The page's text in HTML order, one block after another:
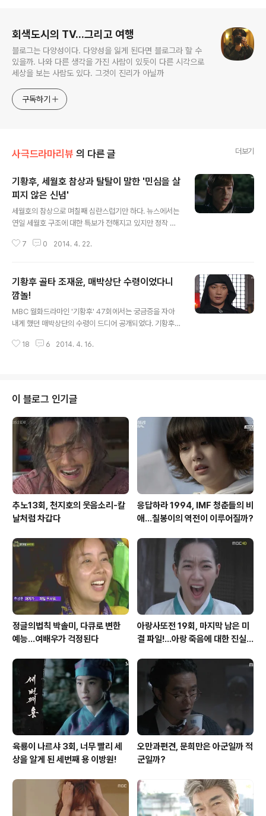
회색도시의 TV...그리고 여행
블로그는 다양성이다. 다양성을 잃게 된다면 블로그라 할 수
있을까. 나와 다른 생각을 가진 사람이 있듯이 다른 시각으로
세상을 보는 사람도 있다. 그것이 진리가 아닐까
구독하기
사극드라마리뷰 의 다른 글 더보기
기황후, 세월호 참상과 탈탈이 말한 '민심을 살
피지 않은 신념'
세월호의 참상으로 며칠째 심란스럽기만 하다. 뉴스에서는
연일 세월호 구조에 대한 특보가 전해지고 있지만 정작 바
높아져 가고 있는 모습에 허무와 좌절감이 밀려들기만 했
들에게 전한 시간만 빠르게 대처했더라도 대형참사는 막을
수 있었다. 더욱 분노하게 만드는 것은 세월호의 윗선이라
할 수 있는 승무원들의 전원구조 라는 소식이다. 얼마나 치
욕스러운 일이던가. 선장은 배를 버리고 승무원들은 승객
하고 구조신호를 보내기까지 근 한시간 가량의 시간이 있
7 0 2014. 4. 22.
기황후 골타 조재윤, 매박상단 수령이었다니
깜놀!
MBC 월화드라마인 '기황후' 47회에서는 궁금증을 자아
내게 했던 매박상단의 수령이 드디어 공개되었다. 기황후
큼 시청자들에게 가장 큰 떡밥을 던저준 것이 매박상단 수
자는 이같은 결과가 의외라 생각된다. 골타가 원나라의 경
제를 암암리에 뒤흔들던 매박상단의 수령이었다니 놀라운
결과였기 때문이다. 특히 기승냥(하지원)과 타환 사이에서
알게 모르게 가장 큰 매파역할을 했던 지난 회차를 보더라
도 매박상단의 수령이라는 자리는 어딘지 어울리는 적임자
로는 여겨지지 않는다. 드라마상에서는 그동안 매..
18 6 2014. 4. 16.
이 블로그 인기글
추노13회, 천지호의 웃음소리-칼
날처럼 차갑다
응답하라 1994, IMF 청춘들의 비
애...칠봉이의 역전이 이루어질까?
정글의법칙 박솔미, 다큐로 변한
예능...여배우가 걱정된다
아랑사또전 19회, 마지막 남은 미
결 파일!...아랑 죽음에 대한 진실
육룡이 나르샤 3회, 너무 빨리 세
상을 알게 된 세번째 용 이방원!
오만과편견, 문희만은 아군일까 적
군일까?